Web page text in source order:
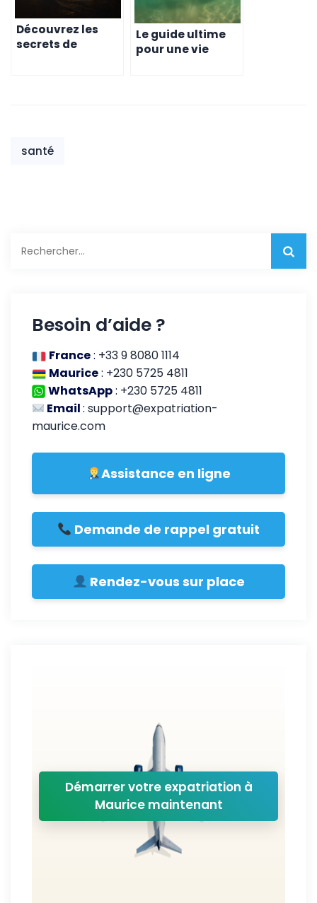
Découvrez les
secrets de
Le guide ultime
pour une vie
santé
Besoin d’aide ?
France: +33 9 8080 1114
Maurice: +230 5725 4811
WhatsApp: +230 5725 4811
Email:support@expatriation-
maurice.com
Assistance en ligne
Demande de rappel gratuit
Rendez-vous sur place
Démarrer votre expatriation à
Maurice maintenant